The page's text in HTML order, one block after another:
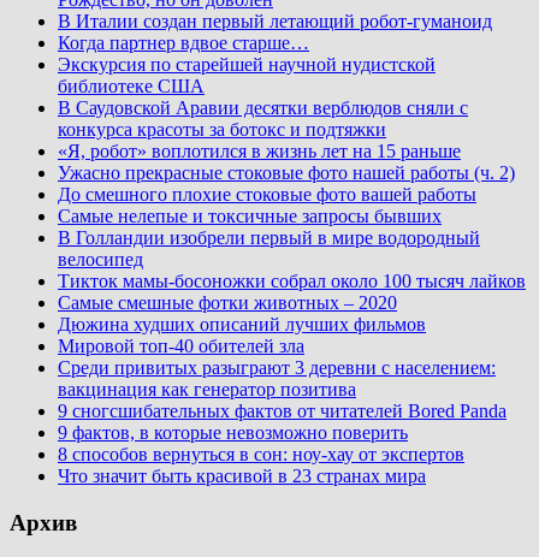
В Италии создан первый летающий робот-гуманоид
Когда партнер вдвое старше…
Экскурсия по старейшей научной нудистской
библиотеке США
В Саудовской Аравии десятки верблюдов сняли с
конкурса красоты за ботокс и подтяжки
«Я, робот» воплотился в жизнь лет на 15 раньше
Ужасно прекрасные стоковые фото нашей работы (ч. 2)
До смешного плохие стоковые фото вашей работы
Самые нелепые и токсичные запросы бывших
В Голландии изобрели первый в мире водородный
велосипед
Тикток мамы-босоножки собрал около 100 тысяч лайков
Самые смешные фотки животных – 2020
Дюжина худших описаний лучших фильмов
Мировой топ-40 обителей зла
Среди привитых разыграют 3 деревни с населением:
вакцинация как генератор позитива
9 сногсшибательных фактов от читателей Bored Panda
9 фактов, в которые невозможно поверить
8 способов вернуться в сон: ноу-хау от экспертов
Что значит быть красивой в 23 странах мира
Архив